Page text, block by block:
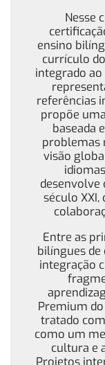
Nesse
ensino
currículo do
integrado
referências
propõe
baseada
problemas
visão
desenvolve
século
Entre as
bilíngues de
integração
Premium
tratado
como um
cultura e
Projetos